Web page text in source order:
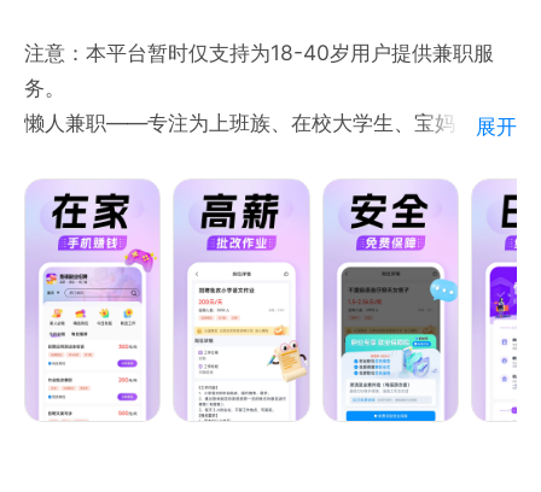
都放心；
【灵活自由】日结临时工多工种自由选择，灵活用工和
结算
【极速招工】招工易，上人快，轻松找到优质工！
【联系我们】
官方网站：http://kmrj.anyoux.cn/
客服电话：400-188-6610
微信公众号：快马日结
注意：本平台暂时仅支持为18-40岁用户提供兼职服
务。
懒人兼职——专注为上班族、在校大学生、宝妈、白领
日结兼职 ，保证薪资发放及时。覆盖7个大类近百种岗
位，所有岗位信息5重审核，确保岗位真实、优质，有
效。
【海量职位】
近百种线上线下兼职岗位，100%平台认证审核。让您
每次都有不同的兼职体验。
【技能副业】
展开